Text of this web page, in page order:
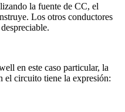
la fuente de CC, el
Los otros conductores
en este caso particular, la
el circuito tiene la expresión: